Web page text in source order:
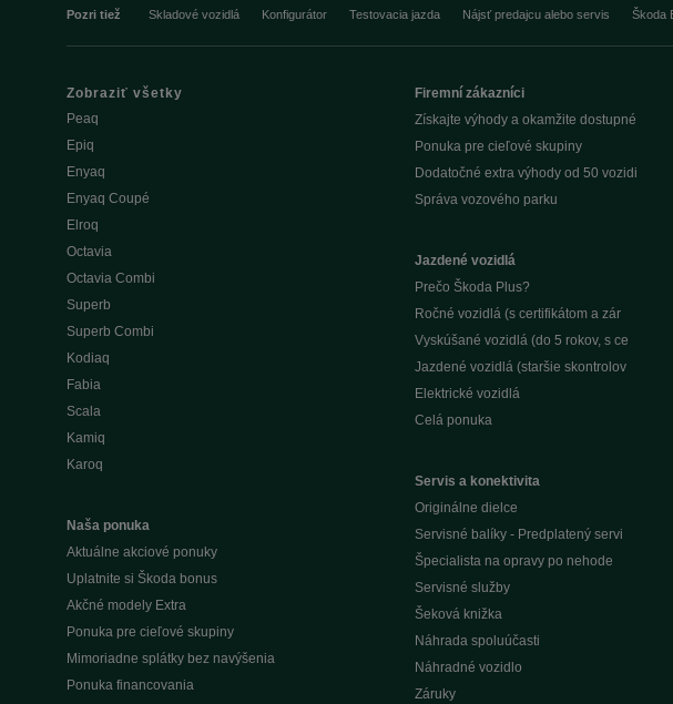
Pozri tiež Skladové vozidlá Konfigurátor Testovacia jazda Nájsť predajcu alebo servis Škoda
Zobraziť všetky
Peaq
Epiq
Enyaq
Enyaq Coupé
Elroq
Octavia
Octavia Combi
Superb
Superb Combi
Kodiaq
Fabia
Scala
Kamiq
Karoq
Naša ponuka
Aktuálne akciové ponuky
Uplatnite si Škoda bonus
Akčné modely Extra
Ponuka pre cieľové skupiny
Mimoriadne splátky bez navýšenia
Ponuka financovania
Firemní zákazníci
Získajte výhody a okamžite dostupné
Ponuka pre cieľové skupiny
Dodatočné extra výhody od 50 vozidi
Správa vozového parku
Jazdené vozidlá
Prečo Škoda Plus?
Ročné vozidlá (s certifikátom a zár
Vyskúšané vozidlá (do 5 rokov, s ce
Jazdené vozidlá (staršie skontrolov
Elektrické vozidlá
Celá ponuka
Servis a konektivita
Originálne dielce
Servisné balíky - Predplatený servi
Špecialista na opravy po nehode
Servisné služby
Šeková knižka
Náhrada spoluúčasti
Náhradné vozidlo
Záruky